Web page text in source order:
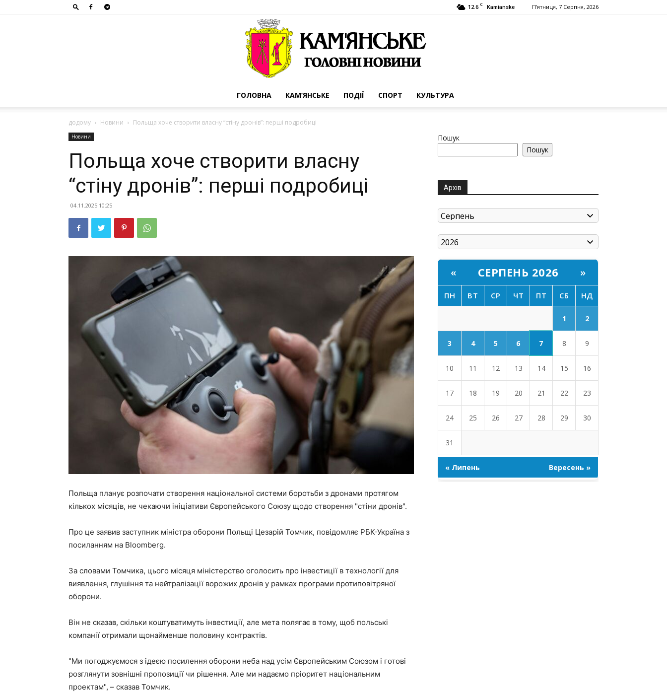
12.6 C Kamianske П’ятниця, 7 Серпня, 2026
міста
ГОЛОВНА КАМ’ЯНСЬКЕ ПОДІЇ СПОРТ КУЛЬТУРА
додому Новини Польща хоче створити власну “стіну дронів”: перші подробиці
Новини
Польща хоче створити власну
“стіну дронів”: перші подробиці
04.11.2025 10:25
Польща планує розпочати створення національної системи боротьби з дронами протягом
кількох місяців, не чекаючи ініціативи Європейського Союзу щодо створення "стіни дронів".
Про це заявив заступник міністра оборони Польщі Цезарій Томчик, повідомляє РБК-Україна з
посиланням на Bloomberg.
За словами Томчика, цього місяця міністерство оголосить про інвестиції в технології для
виявлення, глушіння та нейтралізації ворожих дронів у рамках програми протиповітряної
оборони.
Він не сказав, скільки коштуватимуть інвестиції, але мета полягає в тому, щоб польські
компанії отримали щонайменше половину контрактів.
"Ми погоджуємося з ідеєю посилення оборони неба над усім Європейським Союзом і готові
розглянути зовнішні пропозиції чи рішення. Але ми надаємо пріоритет національним
проектам", – сказав Томчик.
Пошук
Пошук
Архів
« СЕРПЕНЬ 2026 »
ПН ВТ СР ЧТ ПТ СБ НД
1 2
3 4 5 6 7 8 9
10 11 12 13 14 15 16
17 18 19 20 21 22 23
24 25 26 27 28 29 30
31
« Липень Вересень »